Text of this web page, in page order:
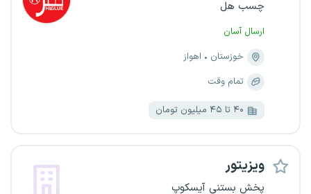
چسب هل
ارسال آسان
خوزستان
اهواز
تمام وقت
۴۰ تا ۴۵ میلیون تومان
ویزیتور
پخش بستنی آیسکوپ